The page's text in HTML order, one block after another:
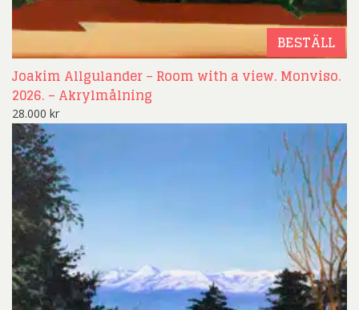
BESTÄLL
Joakim Allgulander – Room with a view. Monviso.
2026. – Akrylmålning
28.000 kr